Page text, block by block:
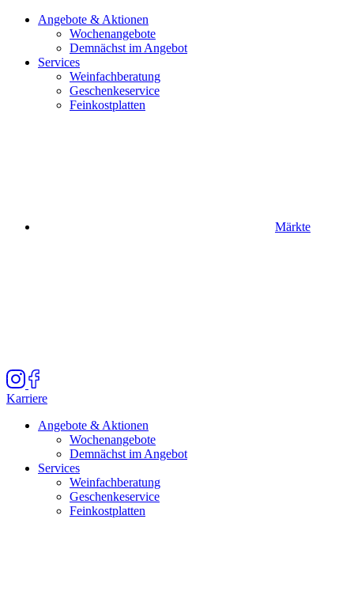
Angebote & Aktionen
Wochenangebote
Demnächst im Angebot
Services
Weinfachberatung
Geschenkeservice
Feinkostplatten
Märkte
Karriere
Angebote & Aktionen
Wochenangebote
Demnächst im Angebot
Services
Weinfachberatung
Geschenkeservice
Feinkostplatten